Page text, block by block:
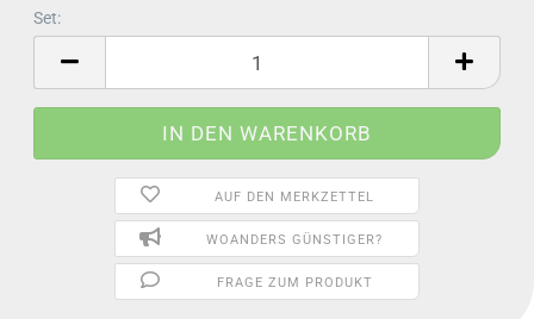
Set:
AUF DEN MERKZETTEL
WOANDERS GÜNSTIGER?
FRAGE ZUM PRODUKT